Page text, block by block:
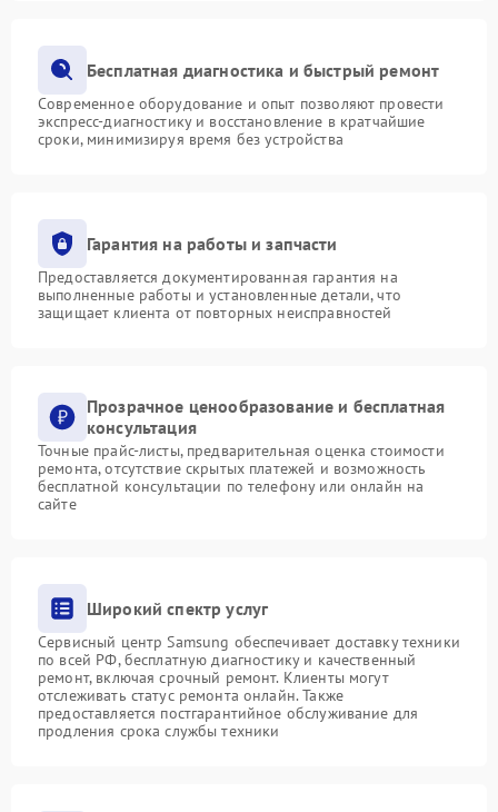
Бесплатная диагностика и быстрый ремонт
Современное оборудование и опыт позволяют провести
экспресс-диагностику и восстановление в кратчайшие
сроки, минимизируя время без устройства
Гарантия на работы и запчасти
Предоставляется документированная гарантия на
выполненные работы и установленные детали, что
защищает клиента от повторных неисправностей
Прозрачное ценообразование и бесплатная
консультация
Точные прайс-листы, предварительная оценка стоимости
ремонта, отсутствие скрытых платежей и возможность
бесплатной консультации по телефону или онлайн на
сайте
Широкий спектр услуг
Сервисный центр Samsung обеспечивает доставку техники
по всей РФ, бесплатную диагностику и качественный
ремонт, включая срочный ремонт. Клиенты могут
отслеживать статус ремонта онлайн. Также
предоставляется постгарантийное обслуживание для
продления срока службы техники